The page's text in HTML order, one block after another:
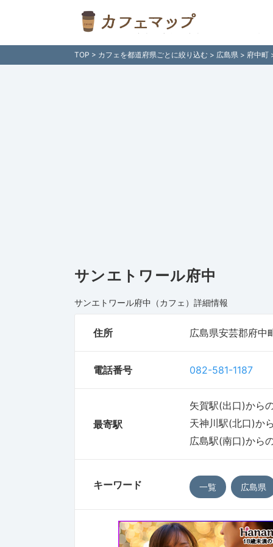
所付きでご紹介！日本全国のカフェ検索サイト「
TOP > カフェを都道府県ごとに絞り込む > 広島県 > 府中町
サンエトワール府中
サンエトワール府中（カフェ） 詳細情報
住所 広島県安芸郡府中
電話番号 082-581-1187
最寄駅
矢賀駅(出口)から
天神川駅(北口)か
広島駅(南口)から
キーワード 一覧 広島県